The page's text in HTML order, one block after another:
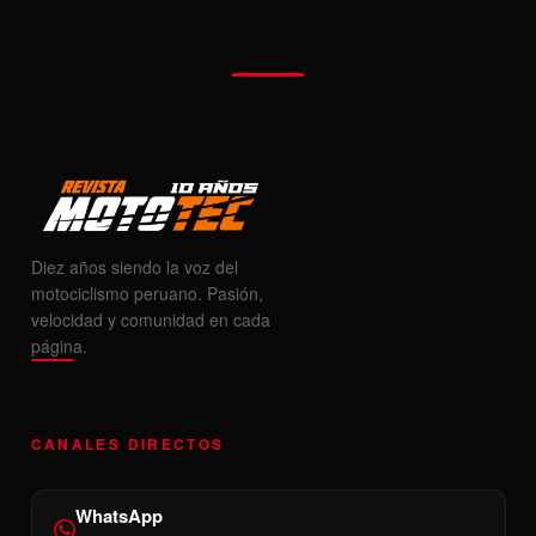
Diez años siendo la voz del
motociclismo peruano. Pasión,
velocidad y comunidad en cada
página.
CANALES DIRECTOS
WhatsApp